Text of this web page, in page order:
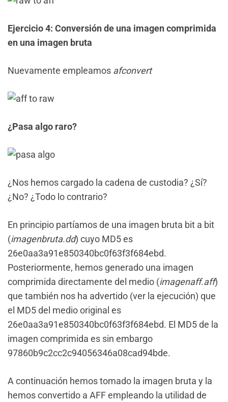
Ejercicio 4: Conversión de una imagen comprimida
en una imagen bruta
Nuevamente empleamos afconvert
¿Pasa algo raro?
¿Nos hemos cargado la cadena de custodia? ¿Sí?
¿No? ¿Todo lo contrario?
En principio partíamos de una imagen bruta bit a bit
(imagenbruta.dd) cuyo MD5 es
26e0aa3a91e850340bc0f63f3f684ebd.
Posteriormente, hemos generado una imagen
comprimida directamente del medio (imagenaff.aff)
que también nos ha advertido (ver la ejecución) que
el MD5 del medio original es
26e0aa3a91e850340bc0f63f3f684ebd. El MD5 de la
imagen comprimida es sin embargo
97860b9c2cc2c94056346a08cad94bde.
A continuación hemos tomado la imagen bruta y la
hemos convertido a AFF empleando la utilidad de